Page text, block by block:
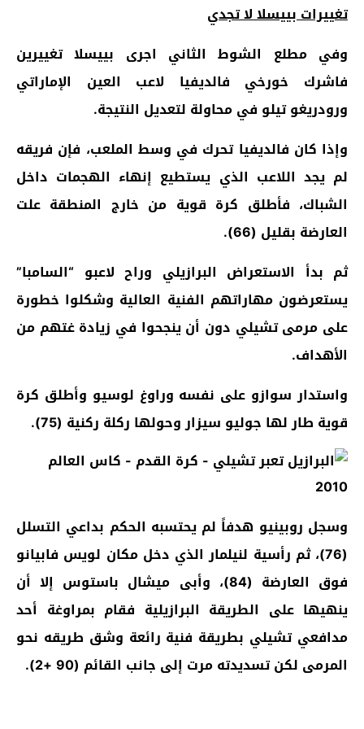
تغييرات بييسلا لا تجدي
وفي مطلع الشوط الثاني اجرى بييسلا تغييرين
فاشرك خورخي فالديفيا لاعب العين الإماراتي
ورودريغو تيلو في محاولة لتعديل النتيجة.
وإذا كان فالديفيا تحرك في وسط الملعب، فإن فريقه
لم يجد اللاعب الذي يستطيع إنهاء الهجمات داخل
الشباك، فأطلق كرة قوية من خارج المنطقة علت
العارضة بقليل (66).
ثم بدأ الاستعراض البرازيلي وراح لاعبو “السامبا”
يستعرضون مهاراتهم الفنية العالية وشكلوا خطورة
على مرمى تشيلي دون أن ينجحوا في زيادة غتهم من
الأهداف.
واستدار سوازو على نفسه وراوغ لوسيو وأطلق كرة
قوية طار لها جوليو سيزار وحولها ركلة ركنية (75).
وسجل روبينيو هدفاً لم يحتسبه الحكم بداعي التسلل
(76)، ثم رأسية لنيلمار الذي دخل مكان لويس فابيانو
فوق العارضة (84)، وأبى ميشال باستوس إلا أن
ينهيها على الطريقة البرازيلية فقام بمراوغة أحد
مدافعي تشيلي بطريقة فنية رائعة وشق طريقه نحو
المرمى لكن تسديدته مرت إلى جانب القائم (90 +2).